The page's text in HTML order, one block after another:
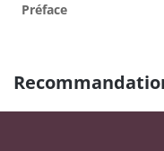
Préface